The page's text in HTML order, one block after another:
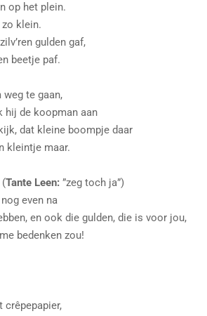
op het plein.
klein.
gulden gaf,
beetje paf.
te gaan,
hij de koopman aan
dat kleine boompje daar
kleintje maar.
(Tante Leen: ”zeg toch ja”)
even na
en ook die gulden, die is voor jou,
bedenken zou!
crêpepapier,